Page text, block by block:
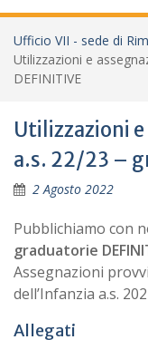
Ufficio VII - sede di
Utilizzazioni e
DEFINITIVE
Utilizzazioni
a.s. 22/23 –
2 Agosto 2022
Pubblichiamo con
graduatorie
Assegnazioni
dell’Infanzia a.s.
Allegati